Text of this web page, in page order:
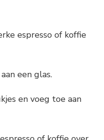
espresso of koffie
een glas.
en voeg toe aan